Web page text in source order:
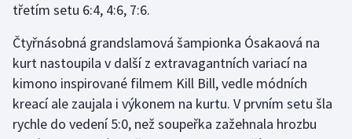
Sportovní střelba
Stolní tenis
Triatlon
Veslování
třetím setu 6:4, 4:6, 7:6.
Čtyřnásobná grandslamová šampionka Ósakaová na
kurt nastoupila v další z extravagantních variací na
kimono inspirované filmem Kill Bill, vedle módních
kreací ale zaujala i výkonem na kurtu. V prvním setu šla
rychle do vedení 5:0, než soupeřka zažehnala hrozbu